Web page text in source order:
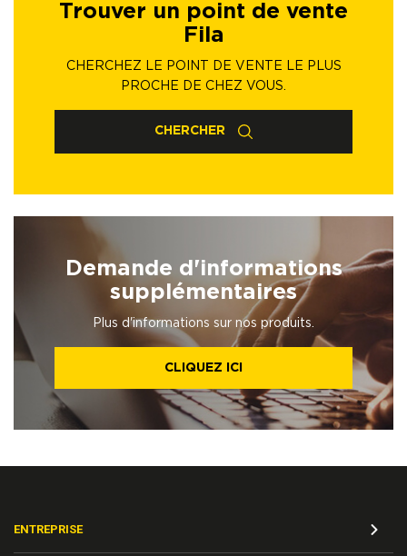
Trouver un point de vente
Fila
CHERCHEZ LE POINT DE VENTE LE PLUS
PROCHE DE CHEZ VOUS.
CHERCHER
Demande d'informations
supplémentaires
Plus d'informations sur nos produits.
CLIQUEZ ICI
ENTREPRISE